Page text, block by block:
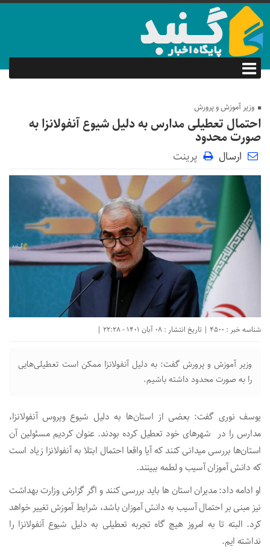
وزیر آموزش و پرورش
احتمال تعطیلی مدارس به دلیل شیوع آنفولانزا به
صورت محدود
ارسال پرینت
شناسه خبر : 4500 | تاریخ انتشار : 08 آبان 1401 - 22:28 |
وزیر آموزش و پرورش گفت: به دلیل آنفولانزا ممکن است تعطیلی‌هایی
را به صورت محدود داشته باشیم.
یوسف نوری گفت: بعضی از استان‌ها به دلیل شیوع ویروس آنفولانزا،
مدارس را در شهر‌های خود تعطیل کرده بودند. عنوان کردیم مسئولین آن
استان‌ها بررسی میدانی کنند که آیا واقعا احتمال ابتلا به آنفولانزا زیاد است
که دانش آموزان آسیب و لطمه ببینند.
او ادامه داد: مدیران استان ها باید بررسی کنند و اگر گزارش وزارت بهداشت
نیز مبنی بر احتمال آسیب به دانش آموزان باشد، شرایط آموزش تغییر خواهد
کرد. البته تا به امروز هیچ گاه تجربه تعطیلی به دلیل شیوع آنفولانزا را
نداشته ایم.